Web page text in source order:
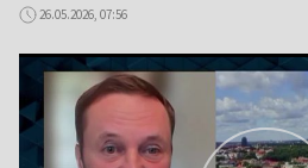
26.05.2026, 07:56